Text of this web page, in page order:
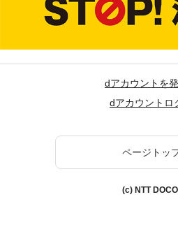
dアカウントを
dアカウントロ
ページトッ
(c) NTT